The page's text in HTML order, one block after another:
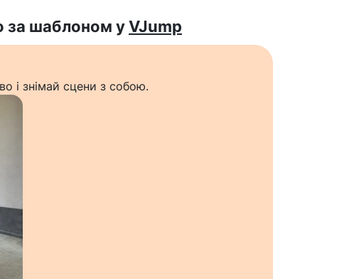
за шаблоном уVJump
і знімай сцени з собою.